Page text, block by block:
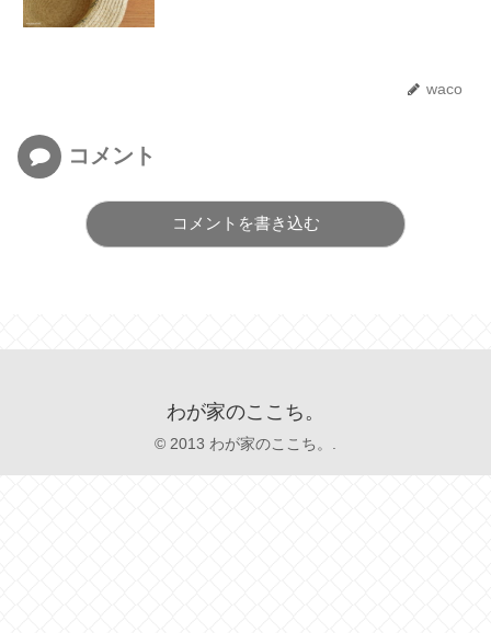
waco
コメント
コメントを書き込む
わが家のここち。
© 2013 わが家のここち。.